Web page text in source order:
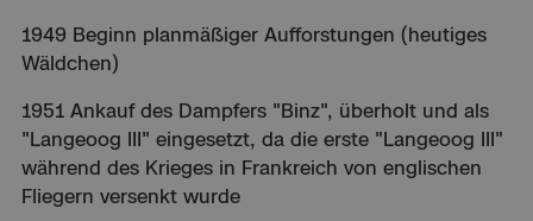
1949 Beginn planmäßiger Aufforstungen (heutiges
Wäldchen)
1951 Ankauf des Dampfers "Binz", überholt und als
"Langeoog III" eingesetzt, da die erste "Langeoog III"
während des Krieges in Frankreich von englischen
Fliegern versenkt wurde